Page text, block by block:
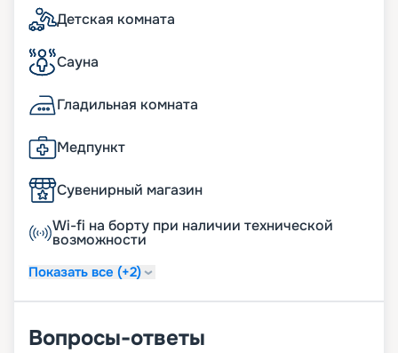
Детская комната
Сауна
Гладильная комната
Медпункт
Сувенирный магазин
Wi-fi на борту при наличии технической
возможности
Показать все (+2)
Вопросы-ответы